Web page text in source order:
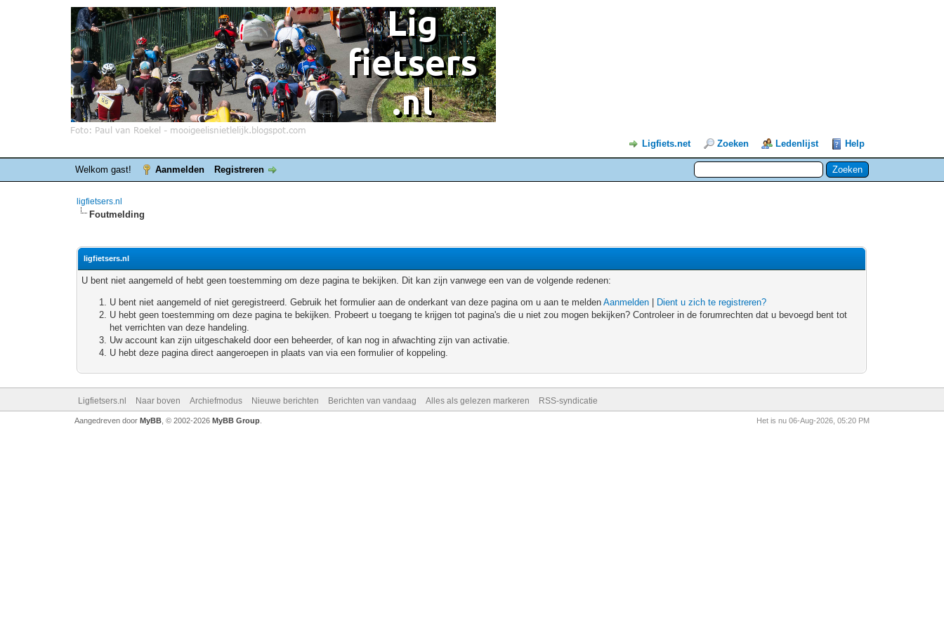
Ligfiets.net Zoeken Ledenlijst Help
Welkom gast! Aanmelden Registreren
ligfietsers.nl
Foutmelding
ligfietsers.nl
U bent niet aangemeld of hebt geen toestemming om deze pagina te bekijken. Dit kan zijn vanwege een van de volgende redenen:
U bent niet aangemeld of niet geregistreerd. Gebruik het formulier aan de onderkant van deze pagina om u aan te meldenAanmelden
Dient u zich te registreren?
U hebt geen toestemming om deze pagina te bekijken. Probeert u toegang te krijgen tot pagina's die u niet zou mogen bekijken? Controleer in de forumrechten dat u bevoegd bent tot
het verrichten van deze handeling.
Uw account kan zijn uitgeschakeld door een beheerder, of kan nog in afwachting zijn van activatie.
U hebt deze pagina direct aangeroepen in plaats van via een formulier of koppeling.
Ligfietsers.nl Naar boven Archiefmodus Nieuwe berichten Berichten van vandaag Alles als gelezen markeren RSS-syndicatie
Het is nu 06-Aug-2026, 05:20 PM
Aangedreven door MyBB, © 2002-2026 MyBB Group.